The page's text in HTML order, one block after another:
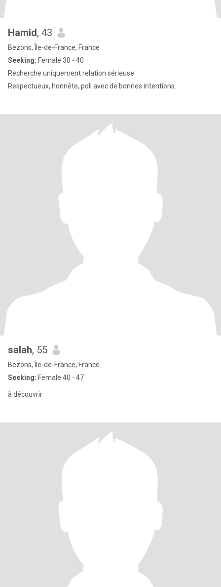
Hamid, 43
Bezons, Île-de-France, France
Seeking: Female 30 - 40
Recherche uniquement relation sérieuse
Respectueux, honnête, poli avec de bonnes intentions.
salah, 55
Bezons, Île-de-France, France
Seeking: Female 40 - 47
à découvrir